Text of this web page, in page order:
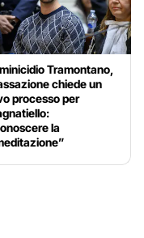
Tramontano,
chiede un
processo per
la